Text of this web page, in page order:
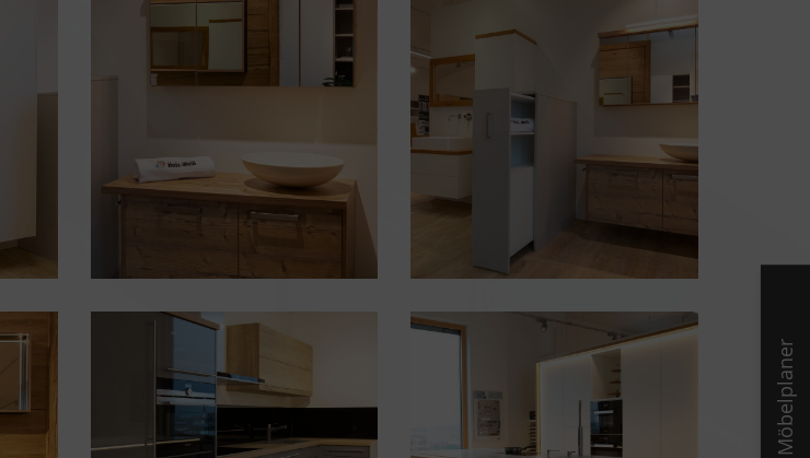
Möbelplaner